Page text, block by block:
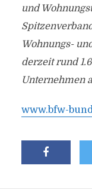
und
Wohnungs-
derzeit rund
Unternehmen
www.bfw-